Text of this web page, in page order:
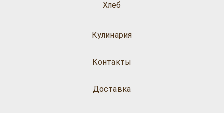
Хлеб
Кулинария
Доставка
Контакты